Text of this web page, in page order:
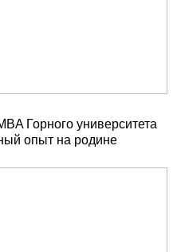
Горного университета
опыт на родине